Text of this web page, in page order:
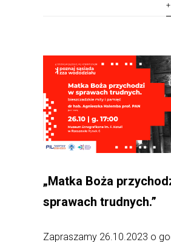
„Matka Boża
sprawach trudnych.”
Zapraszamy 26.10.2023 o